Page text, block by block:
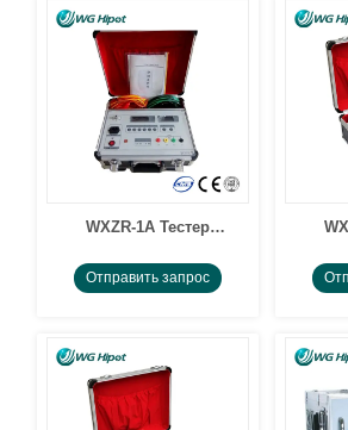
WXZR-1A Тестер
сопротивления обмотки
постоянного тока
Отправить запрос